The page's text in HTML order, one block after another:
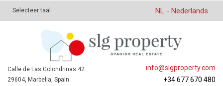
Selecteer taal NL - Nederlands
info@slgproperty.com
+34 677 670 480
Calle de Las Golondrinas 42
29604, Marbella, Spain